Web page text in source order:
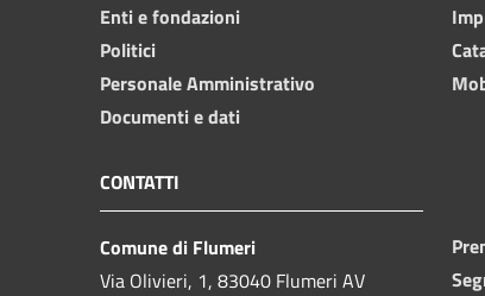
Enti e fondazioni
Politici
Personale Amministrativo
Documenti e dati
CONTATTI
Comune di Flumeri
Via Olivieri, 1, 83040 Flumeri AV